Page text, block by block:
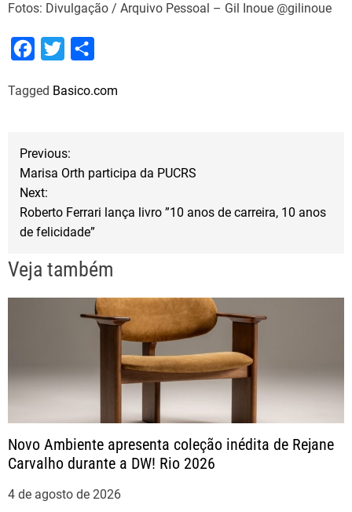
Fotos: Divulgação / Arquivo Pessoal – Gil Inoue @gilinoue
c
o
k
i
e
a
Tagged Basico.com
N
e
g
ç
o
d
Previous:
Marisa Orth participa da PUCRS
Next:
Roberto Ferrari lança livro ”10 anos de carreira, 10 anos
de felicidade”
Veja também
Novo Ambiente apresenta coleção inédita de Rejane
Carvalho durante a DW! Rio 2026
4 de agosto de 2026